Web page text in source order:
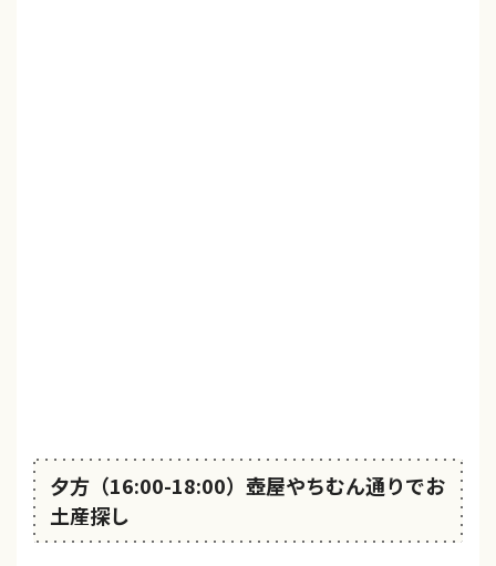
夕方（16:00-18:00）壺屋やちむん通りでお
土産探し